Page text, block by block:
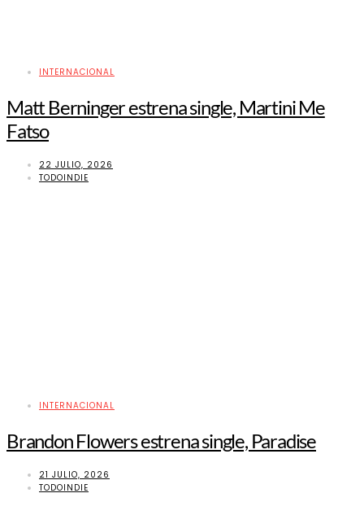
INTERNACIONAL
Matt Berninger estrena single, Martini Me
Fatso
22 JULIO, 2026
TODOINDIE
INTERNACIONAL
Brandon Flowers estrena single, Paradise
21 JULIO, 2026
TODOINDIE